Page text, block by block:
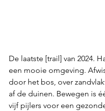
De laatste [trail] van 2024.
een mooie omgeving.
door het bos, over
af de duinen. Bewegen is
vijf pijlers voor een